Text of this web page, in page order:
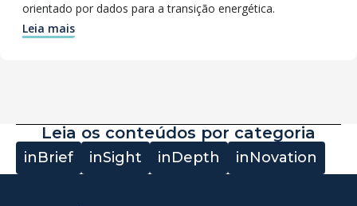
orientado por dados para a transição energética.
Leia mais
Leia os conteúdos por categoria
inBrief inSight inDepth inNovation